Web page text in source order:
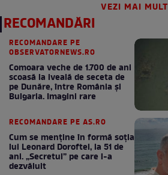
VEZI MAI MULT
RECOMANDĂRI
RECOMANDARE PE
OBSERVATORNEWS.RO
Comoara veche de 1.700 de ani
scoasă la iveală de seceta de
pe Dunăre, între România şi
Bulgaria. Imagini rare
RECOMANDARE PE AS.RO
Cum se menţine în formă soţia
lui Leonard Doroftei, la 51 de
ani. „Secretul” pe care l-a
dezvăluit